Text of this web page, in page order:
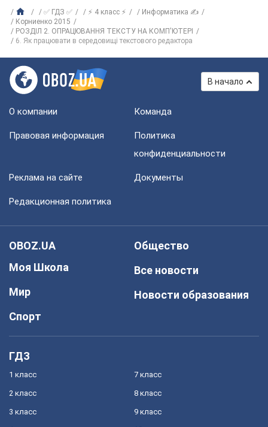
✅ ГДЗ ✅ ⚡ 4 класс ⚡
Информатика ✍
Корниенко 2015
РОЗДІЛ 2. ОПРАЦЮВАННЯ ТЕКСТУ НА КОМП'ЮТЕРІ
6. Як працювати в середовищі текстового редактора
В начало
О компании Команда
Правовая информация
Политика
конфиденциальности
Реклама на сайте Документы
Редакционная политика
OBOZ.UA
Моя Школа
Мир
Спорт
Общество
Все новости
Новости образования
ГДЗ
1 класс
2 класс
3 класс
7 класс
8 класс
9 класс